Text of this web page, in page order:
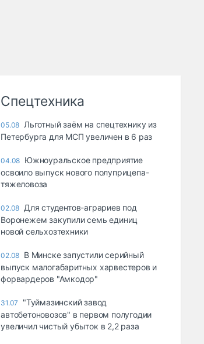
Спецтехника
05.08 Льготный заём на спецтехнику из
Петербурга для МСП увеличен в 6 раз
04.08 Южноуральское предприятие
освоило выпуск нового полуприцепа-
тяжеловоза
02.08 Для студентов-аграриев под
Воронежем закупили семь единиц
новой сельхозтехники
02.08 В Минске запустили серийный
выпуск малогабаритных харвестеров и
форвардеров "Амкодор"
31.07
"Туймазинский завод
автобетоновозов" в первом полугодии
увеличил чистый убыток в 2,2 раза